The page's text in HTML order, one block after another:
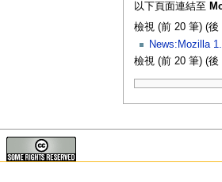
以下頁面連結至
檢視 (前 20 筆) (後
News:Mozilla
檢視 (前 20 筆) (後